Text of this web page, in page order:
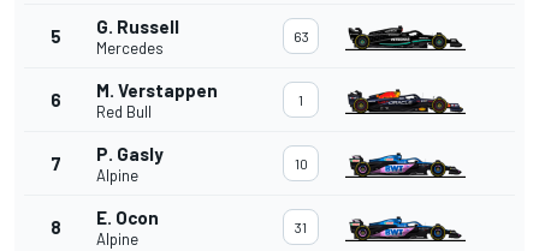
5 G. Russell
Mercedes
63
6 M. Verstappen
Red Bull
1
7 P. Gasly
Alpine
10
8 E. Ocon
Alpine
31